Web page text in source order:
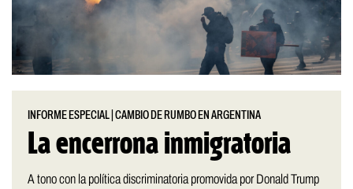
INFORME ESPECIAL |CAMBIO DE RUMBO EN ARGENTINA
La encerrona inmigratoria
A tono con la política discriminatoria promovida por Donald Trump